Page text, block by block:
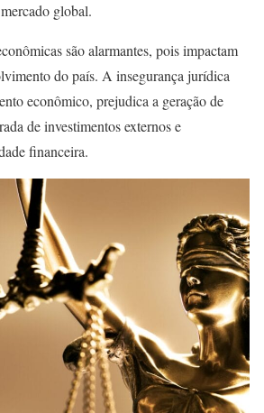
global.
são alarmantes, pois impactam
do país. A insegurança jurídica
econômico, prejudica a geração de
de investimentos externos e
financeira.